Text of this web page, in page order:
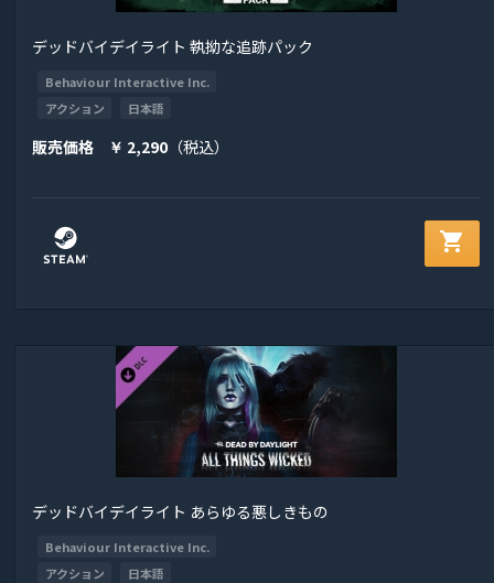
デッドバイデイライト 執拗な追跡パック
Behaviour Interactive Inc.
アクション
日本語
販売価格 ￥ 2,290 （税込）
shopping_cart
デッドバイデイライト あらゆる悪しきもの
Behaviour Interactive Inc.
アクション
日本語